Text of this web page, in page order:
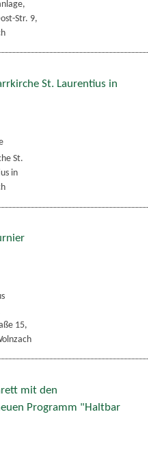
Str. 9,
St. Laurentius in
St.
in
15,
mit den
Programm "Haltbar